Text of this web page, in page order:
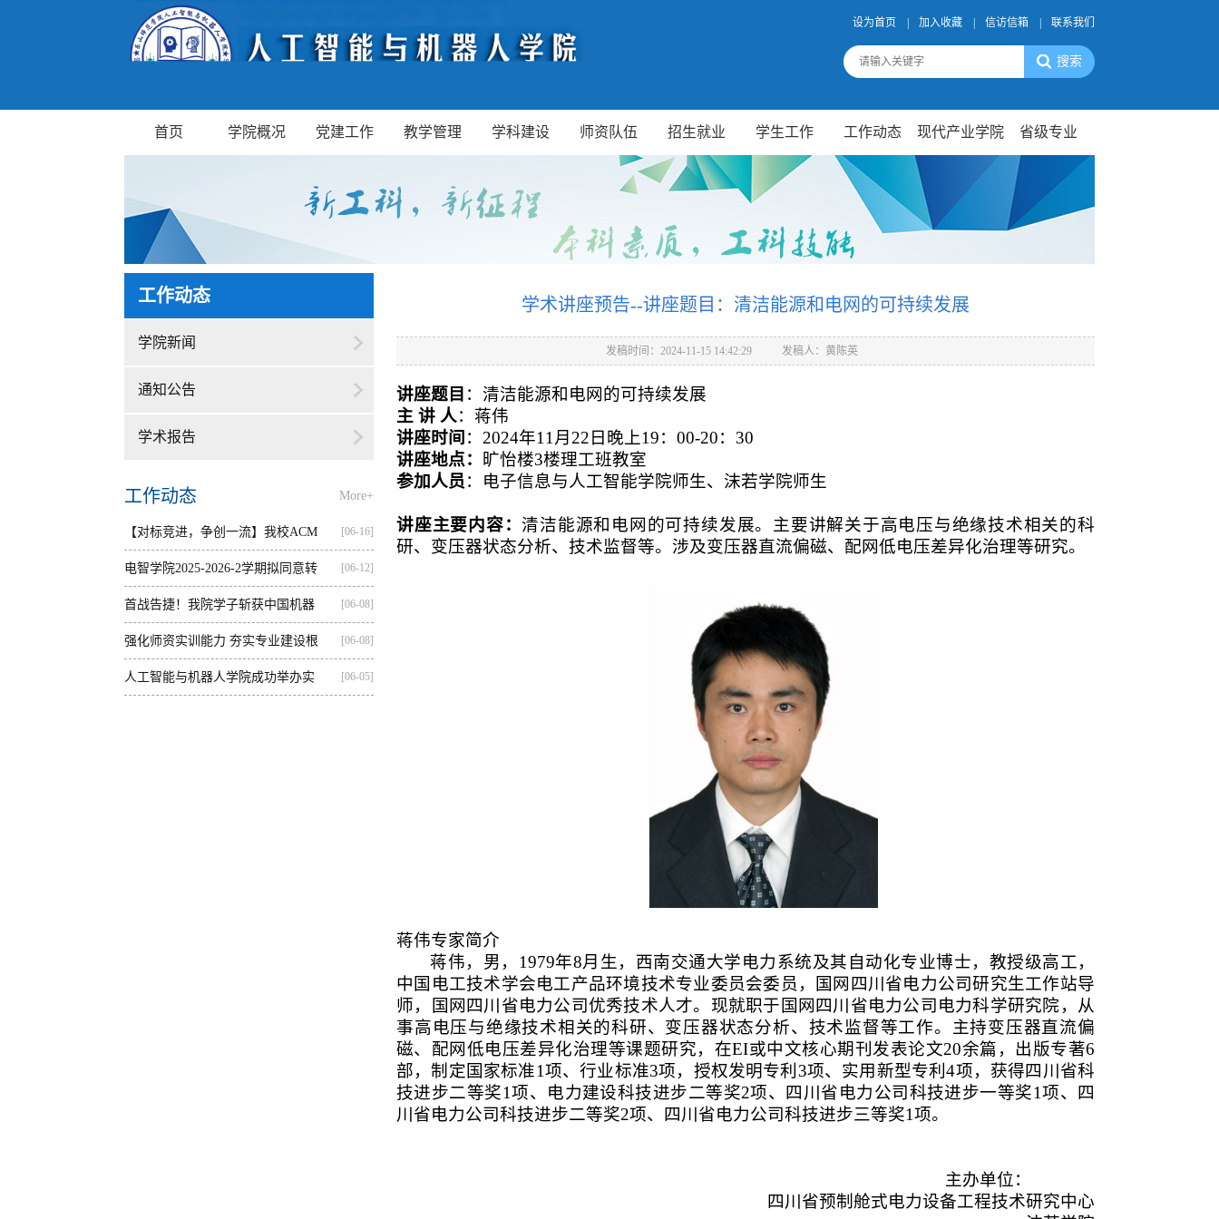
设为首页 加入收藏 信访信箱 联系我们
首页 学院概况 党建工作 教学管理 学科建设 师资队伍 招生就业 学生工作 工作动态 现代产业学院 省级专业
工作动态
学院新闻
通知公告
学术报告
工作动态 More+
【对标竞进，争创一流】我校ACM
集训...
[06-16]
电智学院2025-2026-2学期拟同意转
出...
[06-12]
首战告捷！我院学子斩获中国机器
人...
[06-08]
强化师资实训能力 夯实专业建设根
基...
[06-08]
人工智能与机器人学院成功举办实 [06-05]
学术讲座预告--讲座题目：清洁能源和电网的可持续发展
发稿时间：2024-11-15 14:42:29 发稿人：黄陈英
讲座题目 ：清洁能源和电网的可持续发展
主 讲 人：蒋伟
讲座时间 ： 2024年11 月 22 日晚上19： 00-20： 30
讲座地点： 旷怡楼3楼理工班教室
参加人员 ：电子信息与人工智能学院师生、沫若学院师生
讲座主要内容：清洁能源和电网的可持续发展。主要讲解关于高电压与绝缘技术相关的科
研、变压器状态分析、技术监督等。涉及变压器直流偏磁、配网低电压差异化治理等研究。
蒋伟专家简介
蒋伟，男， 1979年8月生，西南交通大学电力系统及其自动化专业博士，教授级高工，
中国电工技术学会电工产品环境技术专业委员会委员，国网四川省电力公司研究生工作站导
师，国网四川省电力公司优秀技术人才。现就职于国网四川省电力公司电力科学研究院，从
事高电压与绝缘技术相关的科研、变压器状态分析、技术监督等工作。主持变压器直流偏
磁、配网低电压差异化治理等课题研究，在EI或中文核心期刊发表论文20余篇，出版专著6
部，制定国家标准1项、行业标准3项，授权发明专利 3项、实用新型专利4项，获得四川省科
技进步二等奖1项、电力建设科技进步二等奖2项、四川省电力公司科技进步一等奖1项、四
川省电力公司科技进步二等奖2项、四川省电力公司科技进步三等奖1项。
主办单位：
四川省预制舱式电力设备工程技术研究中心